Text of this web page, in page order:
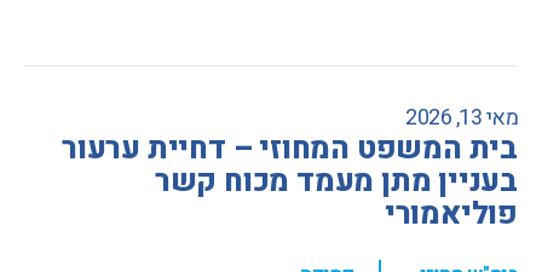
מאי 13, 2026
בית המשפט המחוזי – דחיית ערעור
בעניין מתן מעמד מכוח קשר
פוליאמורי